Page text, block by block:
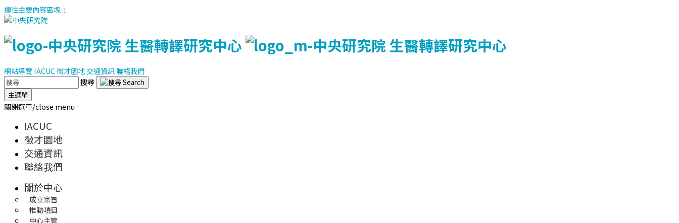
連往主要內容區塊:::
網站導覽IACUC徵才園地交通資訊聯絡我們
搜尋
主選單
關閉選單/close menu
IACUC
徵才園地
交通資訊
聯絡我們
關於中心
成立宗旨
推動項目
中心主管